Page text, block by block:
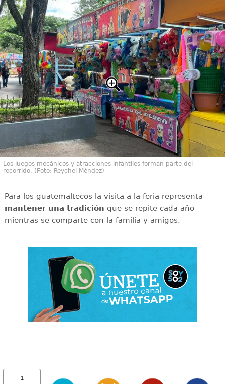
Los juegos mecánicos y atracciones infantiles forman parte del
recorrido. (Foto: Reychel Méndez)
Para los guatemaltecos la visita a la feria representa
mantener una tradición que se repite cada año
mientras se comparte con la familia y amigos.
1